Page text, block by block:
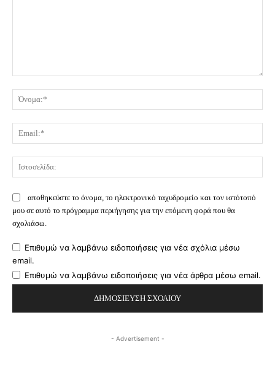
αποθηκεύστε το όνομα, το ηλεκτρονικό ταχυδρομείο και τον ιστότοπό
μου σε αυτό το πρόγραμμα περιήγησης για την επόμενη φορά που θα
σχολιάσω.
Επιθυμώ να λαμβάνω ειδοποιήσεις για νέα σχόλια μέσω
email.
Επιθυμώ να λαμβάνω ειδοποιήσεις για νέα άρθρα μέσω email.
- Advertisement -